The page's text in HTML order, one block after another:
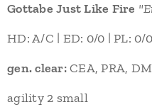
Gottabe Just Like Fire
HD: A/C | ED: 0/0 | PL: 0/
gen. clear:CEA, PRA,
agility 2 small